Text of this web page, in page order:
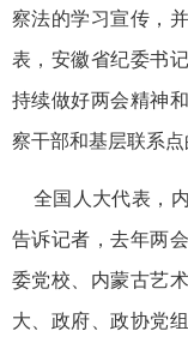
察法的学习宣传，
表，安徽省纪委书
持续做好两会精神
察干部和基层联系点
全国人大代表，
告诉记者，去年两
委党校、内蒙古艺
大、政府、政协党